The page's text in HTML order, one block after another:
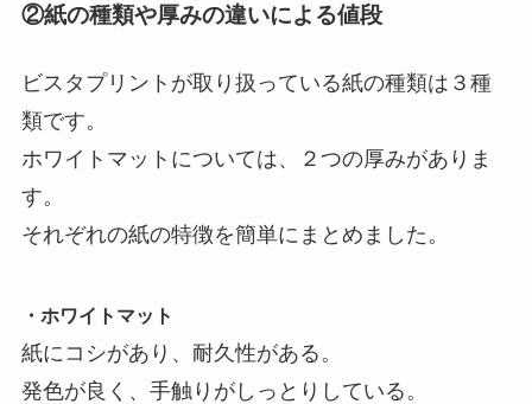
②紙の種類や厚みの違いによる値段
ビスタプリントが取り扱っている紙の種類は３種
類です。
ホワイトマットについては、２つの厚みがありま
す。
それぞれの紙の特徴を簡単にまとめました。
・ホワイトマット
紙にコシがあり、耐久性がある。
発色が良く、手触りがしっとりしている。